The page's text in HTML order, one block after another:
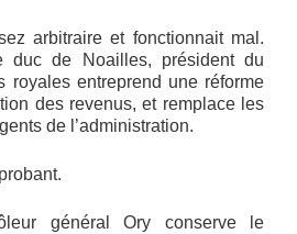
arbitraire et fonctionnait mal.
duc de Noailles, président du
royales entreprend une réforme
des revenus, et remplace les
de l’administration.
général Ory conserve le